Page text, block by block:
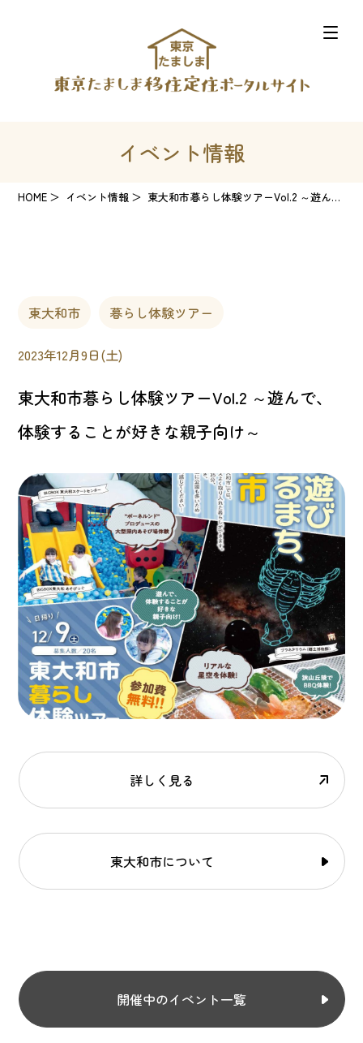
イベント情報
HOME イベント情報 東大和市暮らし体験ツアーVol.2 ～遊んで、体験することが好きな親子向け～
東大和市 暮らし体験ツアー
2023年12月9日(土)
東大和市暮らし体験ツアーVol.2 ～遊んで、
体験することが好きな親子向け～
詳しく見る
東大和市について
開催中のイベント一覧